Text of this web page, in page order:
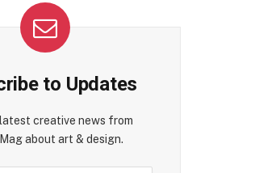
to Updates
creative news from
about art & design.